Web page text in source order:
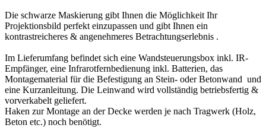
Die schwarze Maskierung gibt Ihnen die Möglichkeit Ihr
Projektionsbild perfekt einzupassen und gibt Ihnen ein
kontrastreicheres & angenehmeres Betrachtungserlebnis .
Im Lieferumfang befindet sich eine Wandsteuerungsbox inkl. IR-
Empfänger, eine Infrarotfernbedienung inkl. Batterien, das
Montagematerial für die Befestigung an Stein- oder Betonwand und
eine Kurzanleitung. Die Leinwand wird vollständig betriebsfertig &
vorverkabelt geliefert.
Haken zur Montage an der Decke werden je nach Tragwerk (Holz,
Beton etc.) noch benötigt.